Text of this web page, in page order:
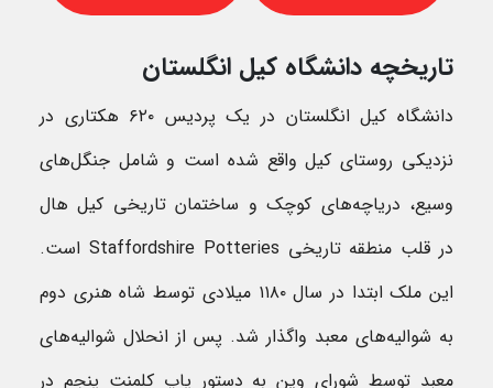
تاریخچه دانشگاه کیل انگلستان
دانشگاه کیل انگلستان در یک پردیس ۶۲۰ هکتاری در
نزدیکی روستای کیل واقع شده است و شامل جنگل‌های
وسیع، دریاچه‌های کوچک و ساختمان تاریخی کیل هال
در قلب منطقه تاریخی Staffordshire Potteries است.
این ملک ابتدا در سال ۱۱۸۰ میلادی توسط شاه هنری دوم
به شوالیه‌های معبد واگذار شد. پس از انحلال شوالیه‌های
معبد توسط شورای وین به دستور پاپ کلمنت پنجم در